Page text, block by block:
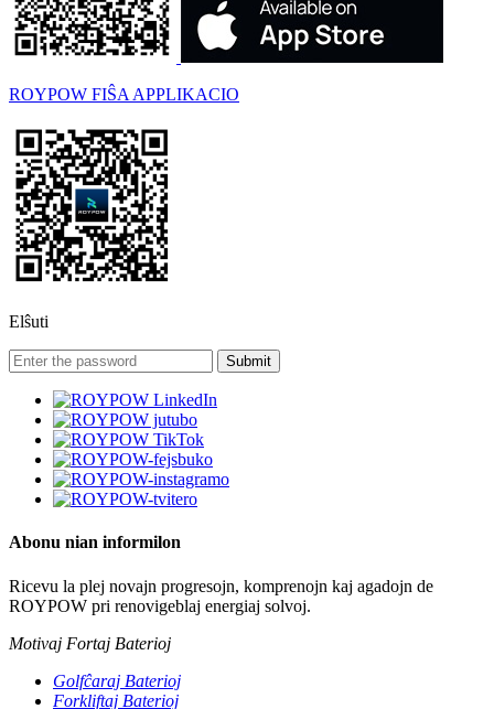
ROYPOW FIŜA APPLIKACIO
Elŝuti
Abonu nian informilon
Ricevu la plej novajn progresojn, komprenojn kaj agadojn de
ROYPOW pri renovigeblaj energiaj solvoj.
Motivaj Fortaj Baterioj
Golfĉaraj Baterioj
Forkliftaj Baterioj